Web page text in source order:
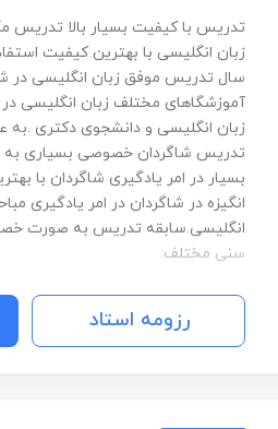
تدریس با کیفیت بسیار بالا تدریس
آموزشگاهای مختلف زبان انگلیسی در
زبان انگلیسی و دانشجوی دکتری
تدریس شاگردان خصوصی بسیاری
بسیار در امر یادگیری شاگردان با
انگیزه در شاگردان در امر یادگیری
انگلیسی.سابقه تدریس به صورت
سنی مختلف.
رزومه استاد